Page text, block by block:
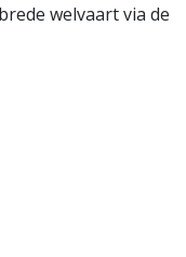
welvaart via de